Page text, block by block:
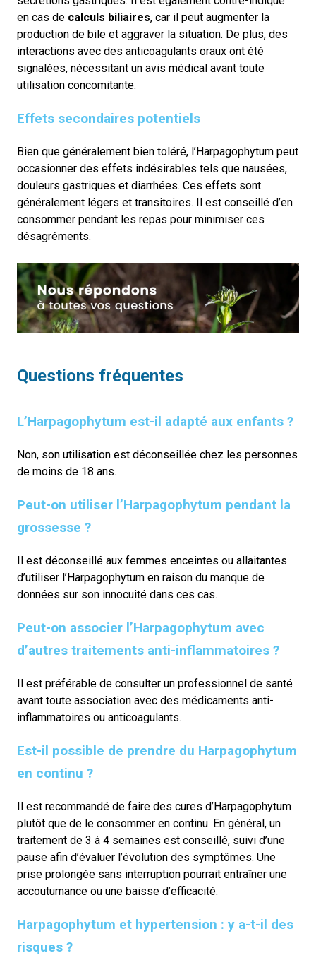
en cas de calculs biliaires, car il peut augmenter la
production de bile et aggraver la situation. De plus, des
interactions avec des anticoagulants oraux ont été
signalées, nécessitant un avis médical avant toute
utilisation concomitante.
Effets secondaires potentiels
Bien que généralement bien toléré, l’Harpagophytum peut
occasionner des effets indésirables tels que nausées,
douleurs gastriques et diarrhées. Ces effets sont
généralement légers et transitoires. Il est conseillé d’en
consommer pendant les repas pour minimiser ces
désagréments.
Questions fréquentes
L’Harpagophytum est-il adapté aux enfants ?
Non, son utilisation est déconseillée chez les personnes
de moins de 18 ans.
Peut-on utiliser l’Harpagophytum pendant la
grossesse ?
Il est déconseillé aux femmes enceintes ou allaitantes
d’utiliser l’Harpagophytum en raison du manque de
données sur son innocuité dans ces cas.
Peut-on associer l’Harpagophytum avec
d’autres traitements anti-inflammatoires ?
Il est préférable de consulter un professionnel de santé
avant toute association avec des médicaments anti-
inflammatoires ou anticoagulants.
Est-il possible de prendre du Harpagophytum
en continu ?
Il est recommandé de faire des cures d’Harpagophytum
plutôt que de le consommer en continu. En général, un
traitement de 3 à 4 semaines est conseillé, suivi d’une
pause afin d’évaluer l’évolution des symptômes. Une
prise prolongée sans interruption pourrait entraîner une
accoutumance ou une baisse d’efficacité.
Harpagophytum et hypertension : y a-t-il des
risques ?